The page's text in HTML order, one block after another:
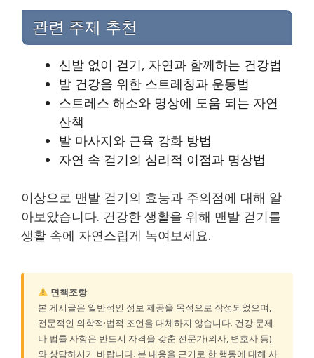
관련 주제 추천
신발 없이 걷기, 자연과 함께하는 건강법
발 건강을 위한 스트레칭과 운동법
스트레스 해소와 명상에 도움 되는 자연
산책
발 마사지와 근육 강화 방법
자연 속 걷기의 심리적 이점과 명상법
이상으로 맨발 걷기의 효능과 주의점에 대해 알
아보았습니다. 건강한 생활을 위해 맨발 걷기를
생활 속에 자연스럽게 녹여보세요.
면책조항
본 게시글은 일반적인 정보 제공을 목적으로 작성되었으며,
전문적인 의학적·법적 조언을 대체하지 않습니다. 건강 문제
나 법률 사항은 반드시 자격을 갖춘 전문가(의사, 변호사 등)
와 상담하시기 바랍니다. 본 내용을 근거로 한 행동에 대해 사